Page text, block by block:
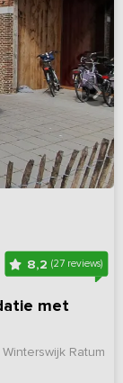
8,2 (27 reviews)
met
Ratum